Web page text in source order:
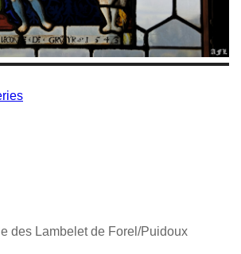
des Lambelet de Forel/Puidoux